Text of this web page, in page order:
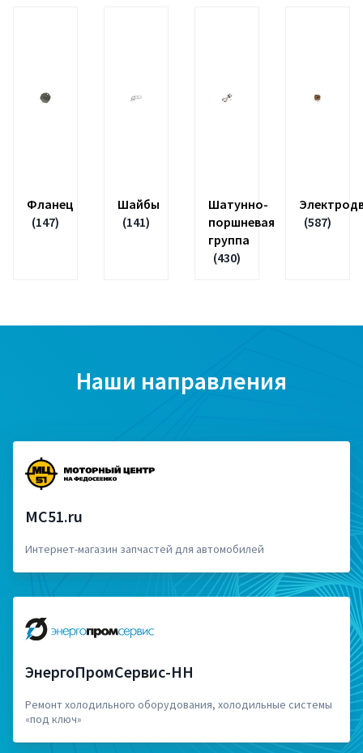
Фланец
(147)
Шайбы
(141)
Шатунно-
поршневая
группа
(430)
(587)
Наши направления
MC51.ru
Интернет-магазин запчастей для автомобилей
ЭнергоПромСервис-НН
Ремонт холодильного оборудования, холодильные системы
«под ключ»